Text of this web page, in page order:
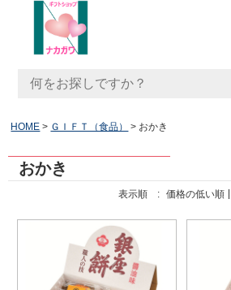
HOME ＧＩＦＴ（食品） おかき
おかき
表示順 : 価格の低い順